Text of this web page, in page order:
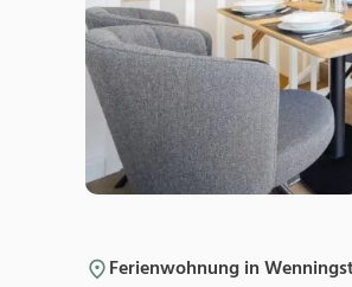
Ferienwohnung in